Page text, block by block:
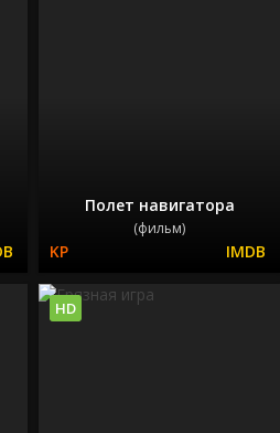
Полет навигатора
(фильм)
HD